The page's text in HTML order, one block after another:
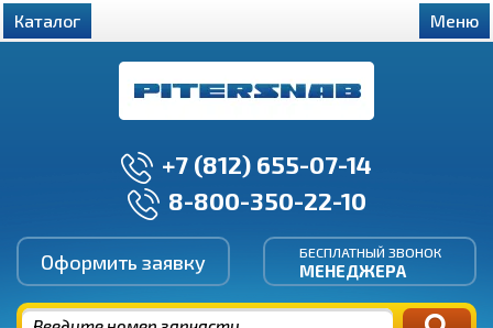
+7 (812) 655-07-14
8-800-350-22-10
Оформить заявку БЕСПЛАТНЫЙ ЗВОНОК
МЕНЕДЖЕРА
Каталог Меню